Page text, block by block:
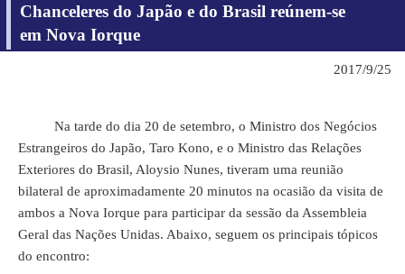
Chanceleres do Japão e do Brasil reúnem-se
em Nova Iorque
2017/9/25
Na tarde do dia 20 de setembro, o Ministro dos Negócios
Estrangeiros do Japão, Taro Kono, e o Ministro das Relações
Exteriores do Brasil, Aloysio Nunes, tiveram uma reunião
bilateral de aproximadamente 20 minutos na ocasião da visita de
ambos a Nova Iorque para participar da sessão da Assembleia
Geral das Nações Unidas. Abaixo, seguem os principais tópicos
do encontro: